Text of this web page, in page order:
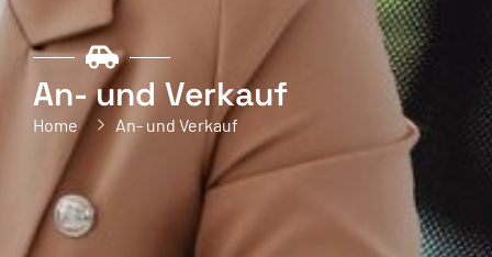
An- und Verkauf
Home An- und Verkauf